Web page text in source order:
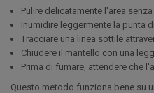
Pulire delicatamente l'area
Inumidire leggermente la punta
Tracciare una linea sottile
Chiudere il mantello con una
Prima di fumare, attendere che
Questo metodo funziona bene su